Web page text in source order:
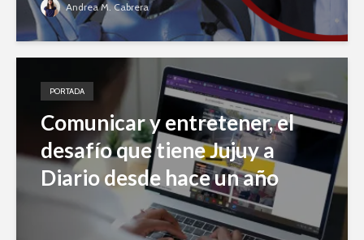
Andrea M. Cabrera
PORTADA
Comunicar y entretener, el
desafío que tiene Jujuy a
Diario desde hace un año